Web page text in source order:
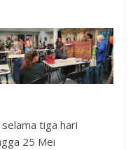
tiga hari
25 Mei